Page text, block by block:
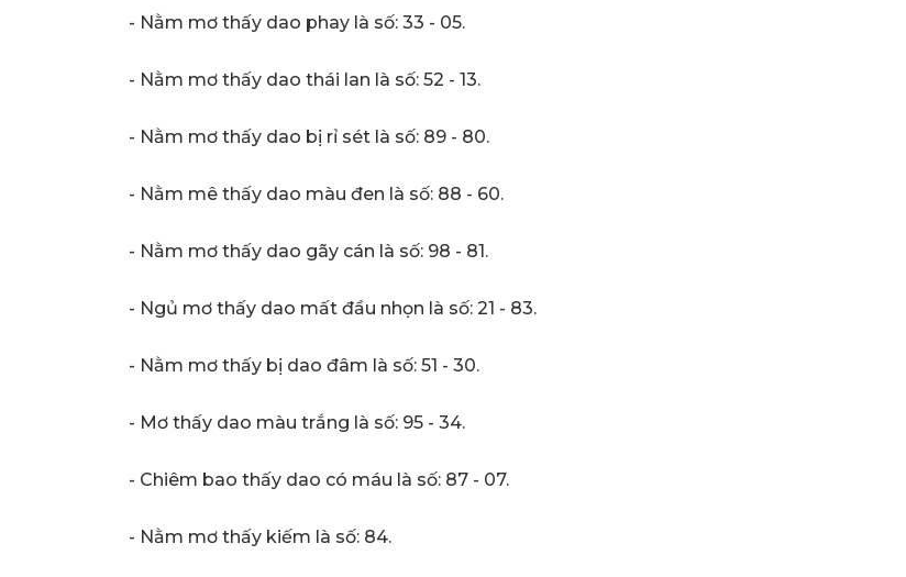
- Nằm mơ thấy dao phay là số: 33 - 05.
- Nằm mơ thấy dao thái lan là số: 52 - 13.
- Nằm mơ thấy dao bị rỉ sét là số: 89 - 80.
- Nằm mê thấy dao màu đen là số: 88 - 60.
- Nằm mơ thấy dao gãy cán là số: 98 - 81.
- Ngủ mơ thấy dao mất đầu nhọn là số: 21 - 83.
- Nằm mơ thấy bị dao đâm là số: 51 - 30.
- Mơ thấy dao màu trắng là số: 95 - 34.
- Chiêm bao thấy dao có máu là số: 87 - 07.
- Nằm mơ thấy kiếm là số: 84.